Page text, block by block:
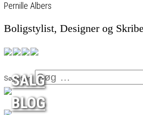
Pernille Albers
Boligstylist, Designer og
Søg efter:
SALG
BLOG